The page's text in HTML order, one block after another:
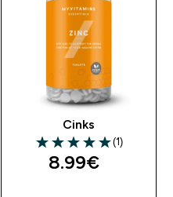
Cinks
5 out of 5 stars
(1)
8.99€‎